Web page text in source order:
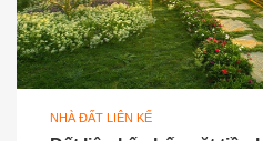
NHÀ ĐẤT LIÊN KẾ